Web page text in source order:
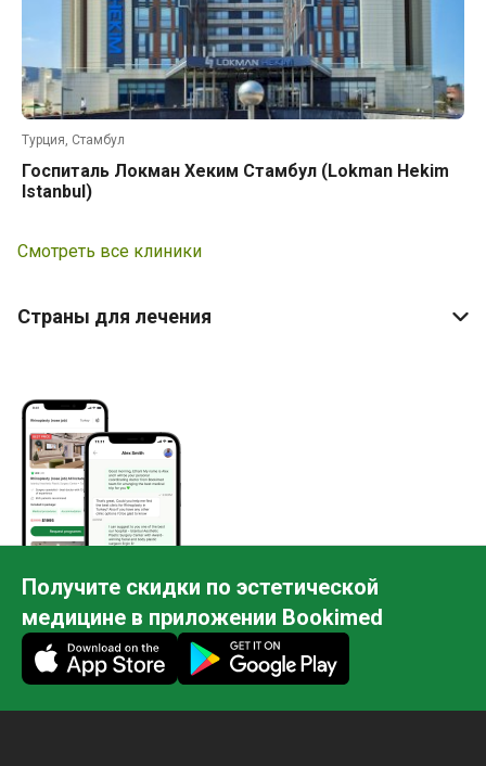
Турция, Стамбул
Госпиталь Локман Хеким Стамбул (Lokman Hekim
Istanbul)
Смотреть все клиники
Страны для лечения
Получите скидки по эстетической
медицине в приложении Bookimed